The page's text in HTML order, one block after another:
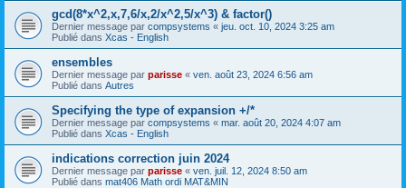
gcd(8*x^2,x,7,6/x,2/x^2,5/x^3) & factor()
Dernier message par compsystems « jeu. oct. 10, 2024 3:25 am
Publié dans Xcas - English
ensembles
Dernier message par parisse « ven. août 23, 2024 6:56 am
Publié dans Autres
Specifying the type of expansion +/*
Dernier message par compsystems « mar. août 20, 2024 4:07 am
Publié dans Xcas - English
indications correction juin 2024
Dernier message par parisse « ven. juil. 12, 2024 8:50 am
Publié dans mat406 Math ordi MAT&MIN